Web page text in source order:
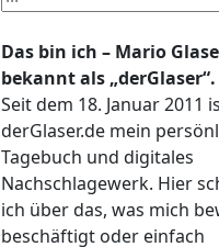
Das bin ich – Mario
bekannt als „derGlaser“.
Seit dem 18. Januar 2011
derGlaser.de mein
Tagebuch und digitales
Nachschlagewerk. Hier
ich über das, was mich
beschäftigt oder einfach